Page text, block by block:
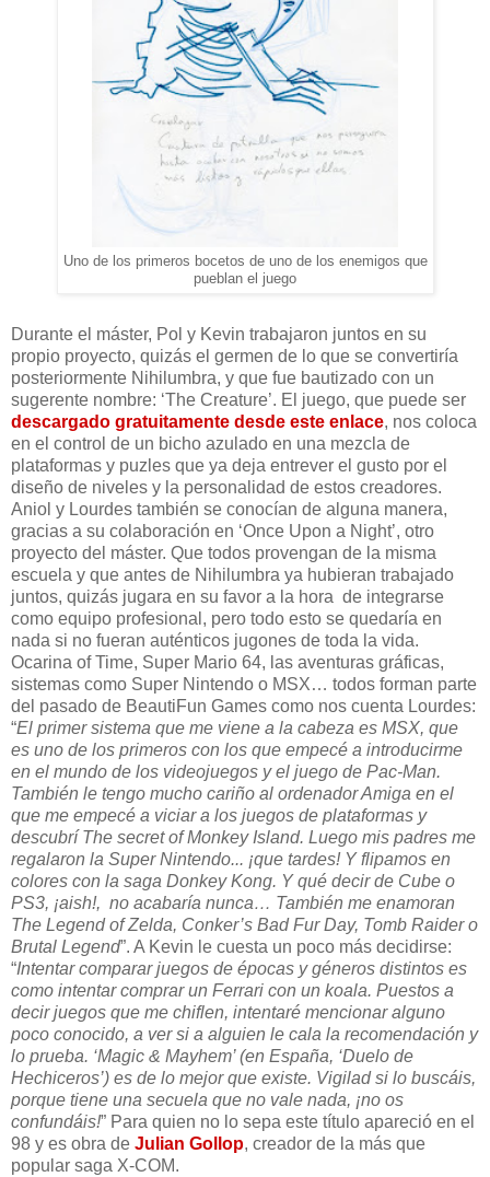
Uno de los primeros bocetos de uno de los enemigos que
pueblan el juego
Durante el máster, Pol y Kevin trabajaron juntos en su
propio proyecto, quizás el germen de lo que se convertiría
posteriormente Nihilumbra, y que fue bautizado con un
sugerente nombre: ‘The Creature’. El juego, que puede ser
descargado gratuitamente desde este enlace, nos coloca
en el control de un bicho azulado en una mezcla de
plataformas y puzles que ya deja entrever el gusto por el
diseño de niveles y la personalidad de estos creadores.
Aniol y Lourdes también se conocían de alguna manera,
gracias a su colaboración en ‘Once Upon a Night’, otro
proyecto del máster. Que todos provengan de la misma
escuela y que antes de Nihilumbra ya hubieran trabajado
juntos, quizás jugara en su favor a la hora de integrarse
como equipo profesional, pero todo esto se quedaría en
nada si no fueran auténticos jugones de toda la vida.
Ocarina of Time, Super Mario 64, las aventuras gráficas,
sistemas como Super Nintendo o MSX… todos forman parte
del pasado de BeautiFun Games como nos cuenta Lourdes:
“El primer sistema que me viene a la cabeza es MSX, que
es uno de los primeros con los que empecé a introducirme
en el mundo de los videojuegos y el juego de Pac-Man.
También le tengo mucho cariño al ordenador Amiga en el
que me empecé a viciar a los juegos de plataformas y
descubrí The secret of Monkey Island. Luego mis padres me
regalaron la Super Nintendo... ¡que tardes! Y flipamos en
colores con la saga Donkey Kong. Y qué decir de Cube o
PS3, ¡aish!, no acabaría nunca… También me enamoran
The Legend of Zelda, Conker’s Bad Fur Day, Tomb Raider o
Brutal Legend”. A Kevin le cuesta un poco más decidirse:
“Intentar comparar juegos de épocas y géneros distintos es
como intentar comprar un Ferrari con un koala. Puestos a
decir juegos que me chiflen, intentaré mencionar alguno
poco conocido, a ver si a alguien le cala la recomendación y
lo prueba. ‘Magic & Mayhem’ (en España, ‘Duelo de
Hechiceros’) es de lo mejor que existe. Vigilad si lo buscáis,
porque tiene una secuela que no vale nada, ¡no os
confundáis!” Para quien no lo sepa este título apareció en el
98 y es obra de Julian Gollop, creador de la más que
popular saga X-COM.